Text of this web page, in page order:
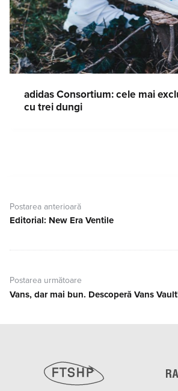
adidas Consortium: cele mai
cu trei dungi
în
articole
Postarea anterioară
Postarea
Editorial: New Era Ventile
Postarea următoare
Postarea
Vans, dar mai bun. Descoperă Vans